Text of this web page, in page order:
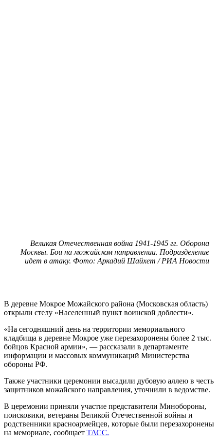
Великая Отечественная война 1941-1945 гг. Оборона
Москвы. Бои на можайском направлении. Подразделение
идет в атаку. Фото: Аркадий Шайхет / РИА Новости
В деревне Мокрое Можайского района (Московская область)
открыли стелу «Населенный пункт воинской доблести».
«На сегодняшний день на территории мемориального
кладбища в деревне Мокрое уже перезахоронены более 2 тыс.
бойцов Красной армии», — рассказали в департаменте
информации и массовых коммуникаций Министерства
обороны РФ.
Также участники церемонии высадили дубовую аллею в честь
защитников можайского направления, уточнили в ведомстве.
В церемонии приняли участие представители Минобороны,
поисковики, ветераны Великой Отечественной войны и
родственники красноармейцев, которые были перезахоронены
на мемориале, сообщает ТАСС.